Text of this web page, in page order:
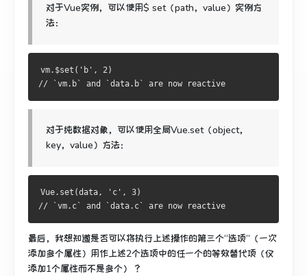
对于Vue实例，可以使用$ set（path，value）实例方
法：
vm.$set('b', 2)
// `vm.b` and `data.b` are now reactive
对于纯数据对象，可以使用全局Vue.set（object，
key，value）方法：
Vue.set(data, 'c', 3)
// `vm.c` and `data.c` are now reactive
最后，我想知道是否可以将执行上述操作的第三个“选项”（一次
添加多个属性）用作上述2个选项中的任一个的等效替代项（仅
添加1个属性而不是多个） ？